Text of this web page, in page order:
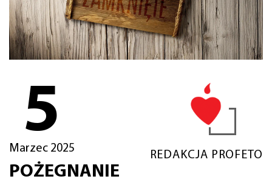
5
Marzec 2025
REDAKCJA PROFETO
POŻEGNANIE